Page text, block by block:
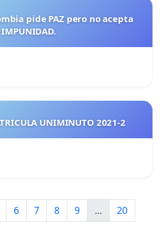
pide PAZ pero no acepta
IMPUNIDAD.
DESCUENTO MATRICULA UNIMINUTO 2021-2
6 7 8 9 ...
20